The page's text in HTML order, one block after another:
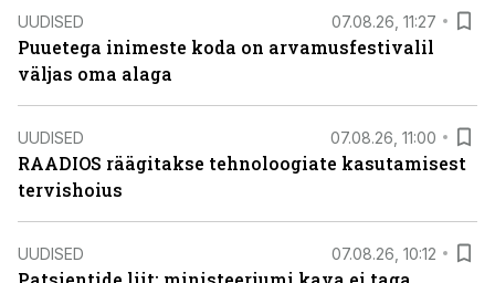
UUDISED 07.08.26, 11:27
Puuetega inimeste koda on arvamusfestivalil
väljas oma alaga
UUDISED 07.08.26, 11:00
RAADIOS räägitakse tehnoloogiate kasutamisest
tervishoius
UUDISED 07.08.26, 10:12